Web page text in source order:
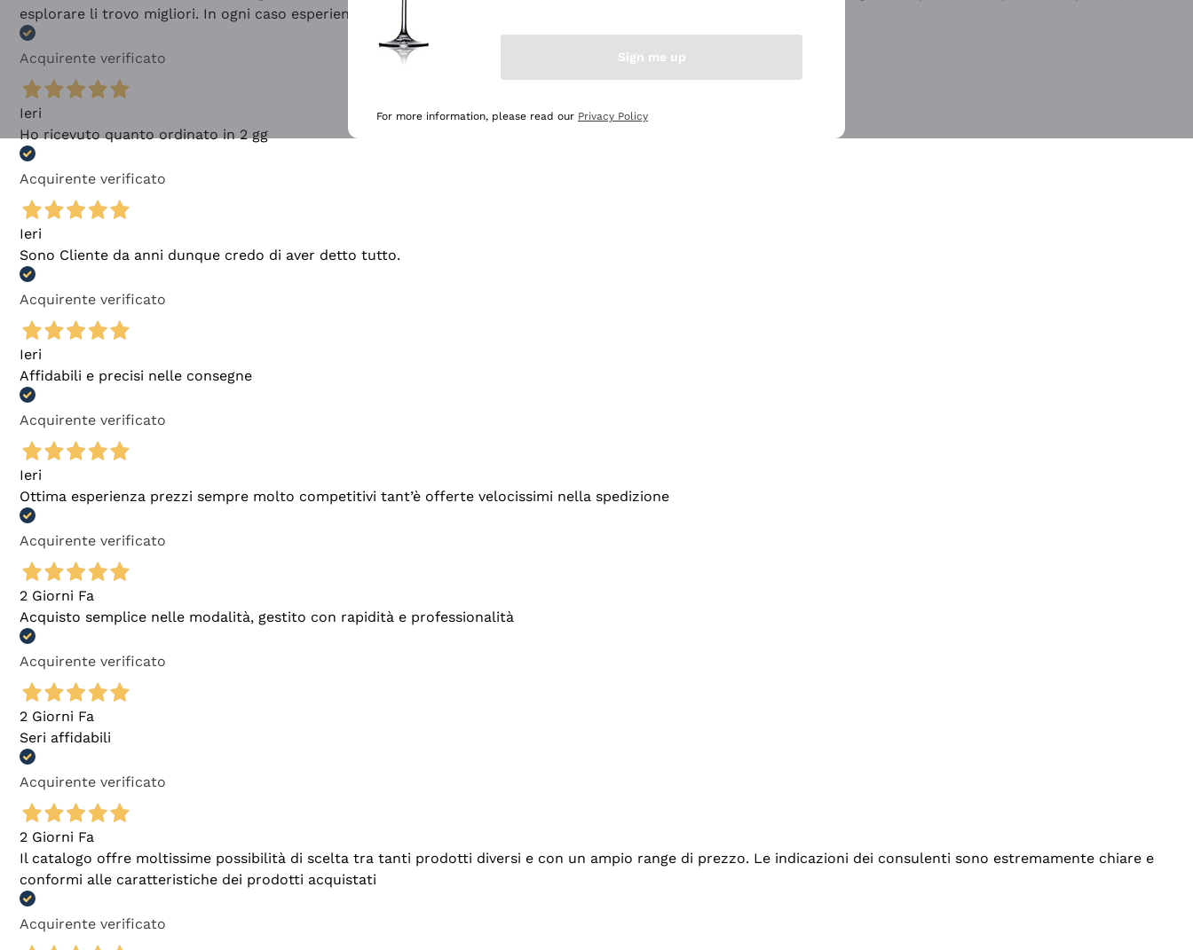
esplorare li trovo migliori. In ogni caso esperienza buona e lo consiglio! 👍
Acquirente verificato
Ieri
Ho ricevuto quanto ordinato in 2 gg
Acquirente verificato
Ieri
Sono Cliente da anni dunque credo di aver detto tutto.
Acquirente verificato
Ieri
Affidabili e precisi nelle consegne
Acquirente verificato
Ieri
Ottima esperienza prezzi sempre molto competitivi tant’è offerte velocissimi nella spedizione
Acquirente verificato
2 Giorni Fa
Acquisto semplice nelle modalità, gestito con rapidità e professionalità
Acquirente verificato
2 Giorni Fa
Seri affidabili
Acquirente verificato
2 Giorni Fa
Il catalogo offre moltissime possibilità di scelta tra tanti prodotti diversi e con un ampio range di prezzo. Le indicazioni dei consulenti sono estremamente chiare e
conformi alle caratteristiche dei prodotti acquistati
Acquirente verificato
Sign me up
For more information, please read our Privacy Policy